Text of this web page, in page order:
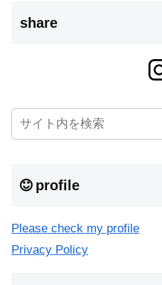
share
profile
Please check my profile
Privacy Policy